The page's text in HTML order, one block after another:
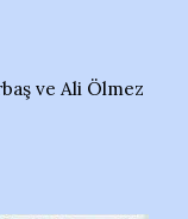
ve Ali Ölmez